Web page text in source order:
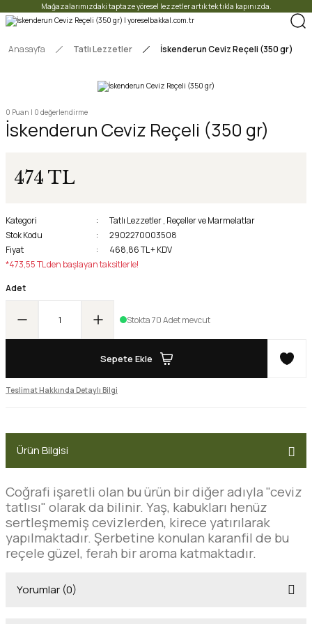
Mağazalarımızdaki taptaze yöresel lezzetler artık tek tıkla kapınızda.
Anasayfa Tatlı Lezzetler İskenderun Ceviz Reçeli (350 gr)
0 Puan | 0 değerlendirme
İskenderun Ceviz Reçeli (350 gr)
474 TL
Kategori Tatlı Lezzetler , Reçeller ve Marmelatlar
Stok Kodu
2902270003508
Fiyat
468,86 TL + KDV
*473,55 TL den başlayan taksitlerle!
Adet
Stokta 70 Adet mevcut
Sepete Ekle
Teslimat Hakkında Detaylı Bilgi
Ürün Bilgisi
Coğrafi işaretli olan bu ürün bir diğer adıyla "ceviz
tatlısı" olarak da bilinir. Yaş, kabukları henüz
sertleşmemiş cevizlerden, kirece yatırılarak
yapılmaktadır. Şerbetine konulan karanfil de bu
reçele güzel, ferah bir aroma katmaktadır.
Yorumlar (0)